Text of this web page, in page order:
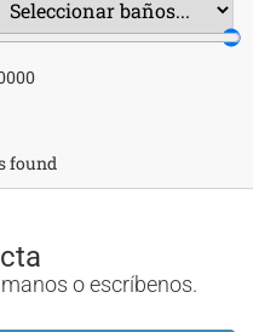
found
o escríbenos.